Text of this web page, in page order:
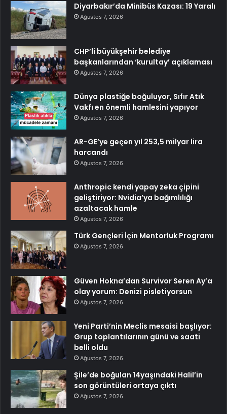
Diyarbakır’da Minibüs Kazası: 19 Yaralı
Ağustos 7, 2026
CHP’li büyükşehir belediye
başkanlarından ‘kurultay’ açıklaması
Ağustos 7, 2026
Dünya plastiğe boğuluyor, Sıfır Atık
Vakfı en önemli hamlesini yapıyor
Ağustos 7, 2026
AR-GE’ye geçen yıl 253,5 milyar lira
harcandı
Ağustos 7, 2026
Anthropic kendi yapay zeka çipini
geliştiriyor: Nvidia’ya bağımlılığı
azaltacak hamle
Ağustos 7, 2026
Türk Gençleri İçin Mentorluk Programı
Ağustos 7, 2026
Güven Hokna’dan Survivor Seren Ay’a
olay yorum: Denizi pisletiyorsun
Ağustos 7, 2026
Yeni Parti’nin Meclis mesaisi başlıyor:
Grup toplantılarının günü ve saati
belli oldu
Ağustos 7, 2026
Şile’de boğulan 14yaşındaki Halil’in
son görüntüleri ortaya çıktı
Ağustos 7, 2026